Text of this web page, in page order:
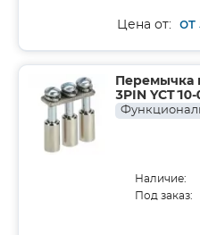
Цена от: от
Перемычка
3PIN
Наличие:
Под заказ: